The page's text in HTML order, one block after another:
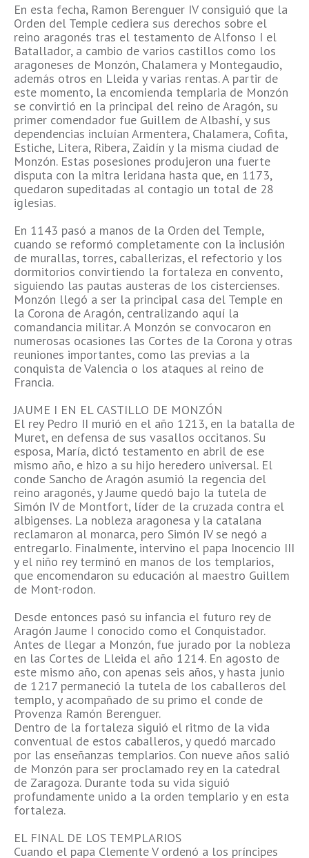
En esta fecha, Ramon Berenguer IV consiguió que la
Orden del Temple cediera sus derechos sobre el
reino aragonés tras el testamento de Alfonso I el
Batallador, a cambio de varios castillos como los
aragoneses de Monzón, Chalamera y Montegaudio,
además otros en Lleida y varias rentas. A partir de
este momento, la encomienda templaria de Monzón
se convirtió en la principal del reino de Aragón, su
primer comendador fue Guillem de Albashí, y sus
dependencias incluían Armentera, Chalamera, Cofita,
Estiche, Litera, Ribera, Zaidín y la misma ciudad de
Monzón. Estas posesiones produjeron una fuerte
disputa con la mitra leridana hasta que, en 1173,
quedaron supeditadas al contagio un total de 28
iglesias.
En 1143 pasó a manos de la Orden del Temple,
cuando se reformó completamente con la inclusión
de murallas, torres, caballerizas, el refectorio y los
dormitorios convirtiendo la fortaleza en convento,
siguiendo las pautas austeras de los cistercienses.
Monzón llegó a ser la principal casa del Temple en
la Corona de Aragón, centralizando aquí la
comandancia militar. A Monzón se convocaron en
numerosas ocasiones las Cortes de la Corona y otras
reuniones importantes, como las previas a la
conquista de Valencia o los ataques al reino de
Francia.
JAUME I EN EL CASTILLO DE MONZÓN
El rey Pedro II murió en el año 1213, en la batalla de
Muret, en defensa de sus vasallos occitanos. Su
esposa, María, dictó testamento en abril de ese
mismo año, e hizo a su hijo heredero universal. El
conde Sancho de Aragón asumió la regencia del
reino aragonés, y Jaume quedó bajo la tutela de
Simón IV de Montfort, líder de la cruzada contra el
albigenses. La nobleza aragonesa y la catalana
reclamaron al monarca, pero Simón IV se negó a
entregarlo. Finalmente, intervino el papa Inocencio III
y el niño rey terminó en manos de los templarios,
que encomendaron su educación al maestro Guillem
de Mont-rodon.
Desde entonces pasó su infancia el futuro rey de
Aragón Jaume I conocido como el Conquistador.
Antes de llegar a Monzón, fue jurado por la nobleza
en las Cortes de Lleida el año 1214. En agosto de
este mismo año, con apenas seis años, y hasta junio
de 1217 permaneció la tutela de los caballeros del
templo, y acompañado de su primo el conde de
Provenza Ramón Berenguer.
Dentro de la fortaleza siguió el ritmo de la vida
conventual de estos caballeros, y quedó marcado
por las enseñanzas templarios. Con nueve años salió
de Monzón para ser proclamado rey en la catedral
de Zaragoza. Durante toda su vida siguió
profundamente unido a la orden templario y en esta
fortaleza.
EL FINAL DE LOS TEMPLARIOS
Cuando el papa Clemente V ordenó a los príncipes